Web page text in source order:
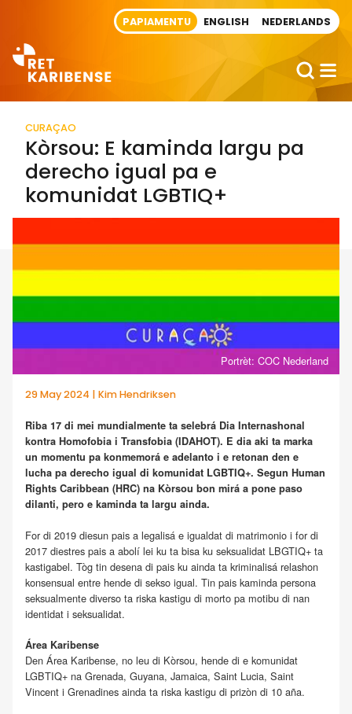
PAPIAMENTU ENGLISH NEDERLANDS
CURAÇAO
Kòrsou: E kaminda largu pa
derecho igual pa e
komunidat LGBTIQ+
Portrèt: COC Nederland
29 May 2024 | Kim Hendriksen
Riba 17 di mei mundialmente ta selebrá Dia Internashonal
kontra Homofobia i Transfobia (IDAHOT). E dia aki ta marka
un momentu pa konmemorá e adelanto i e retonan den e
lucha pa derecho igual di komunidat LGBTIQ+. Segun Human
Rights Caribbean (HRC) na Kòrsou bon mirá a pone paso
dilanti, pero e kaminda ta largu ainda.
For di 2019 diesun pais a legalisá e igualdat di matrimonio i for di
2017 diestres pais a abolí lei ku ta bisa ku seksualidat LBGTIQ+ ta
kastigabel. Tòg tin desena di pais ku ainda ta kriminalisá relashon
konsensual entre hende di sekso igual. Tin pais kaminda persona
seksualmente diverso ta riska kastigu di morto pa motibu di nan
identidat i seksualidat.
Área Karibense
Den Área Karibense, no leu di Kòrsou, hende di e komunidat
LGBTIQ+ na Grenada, Guyana, Jamaica, Saint Lucia, Saint
Vincent i Grenadines ainda ta riska kastigu di prizòn di 10 aña.